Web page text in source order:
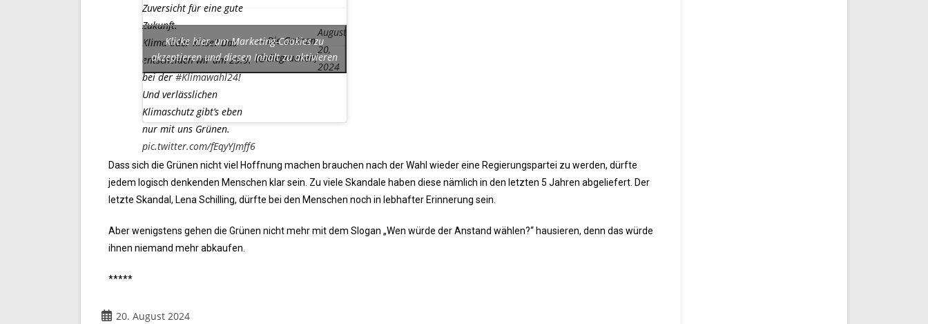
Zuversicht für eine gute
Zukunft.
Klima oder Krise? Das
entscheiden wir am 29.9.
bei der#Klimawahl24!
Und verlässlichen
Klimaschutz gibt’s eben
nur mit uns Grünen.
pic.twitter.com/fEqyYJmff6
— Die Grünen
(@diegruenen)
August
20,
2024
Klicke hier, um Marketing-Cookies zu
akzeptieren und diesen Inhalt zu aktivieren
Dass sich die Grünen nicht viel Hoffnung machen brauchen nach der Wahl wieder eine Regierungspartei zu werden, dürfte
jedem logisch denkenden Menschen klar sein. Zu viele Skandale haben diese nämlich in den letzten 5 Jahren abgeliefert. Der
letzte Skandal, Lena Schilling, dürfte bei den Menschen noch in lebhafter Erinnerung sein.
Aber wenigstens gehen die Grünen nicht mehr mit dem Slogan „Wen würde der Anstand wählen?“ hausieren, denn das würde
ihnen niemand mehr abkaufen.
*****
20. August 2024